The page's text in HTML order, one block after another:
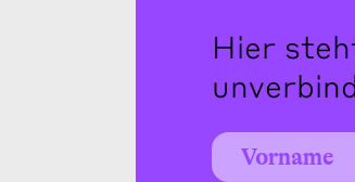
Hier